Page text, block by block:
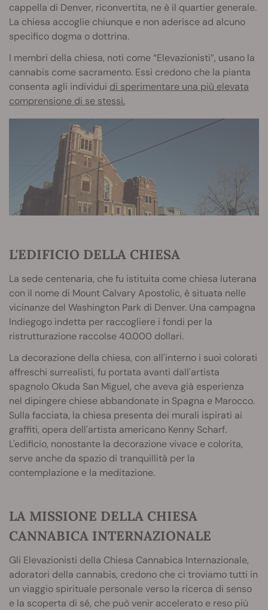
cappella di Denver, riconvertita, ne è il quartier generale.
La chiesa accoglie chiunque e non aderisce ad alcuno
specifico dogma o dottrina.
I membri della chiesa, noti come “Elevazionisti”, usano la
cannabis come sacramento. Essi credono che la pianta
consenta agli individui di sperimentare una più elevata
comprensione di se stessi.
L'EDIFICIO DELLA CHIESA
La sede centenaria, che fu istituita come chiesa luterana
con il nome di Mount Calvary Apostolic, è situata nelle
vicinanze del Washington Park di Denver. Una campagna
Indiegogo indetta per raccogliere i fondi per la
ristrutturazione raccolse 40.000 dollari.
La decorazione della chiesa, con all'interno i suoi colorati
affreschi surrealisti, fu portata avanti dall'artista
spagnolo Okuda San Miguel, che aveva già esperienza
nel dipingere chiese abbandonate in Spagna e Marocco.
Sulla facciata, la chiesa presenta dei murali ispirati ai
graffiti, opera dell'artista americano Kenny Scharf.
L'edificio, nonostante la decorazione vivace e colorita,
serve anche da spazio di tranquillità per la
contemplazione e la meditazione.
LA MISSIONE DELLA CHIESA
CANNABICA INTERNAZIONALE
Gli Elevazionisti della Chiesa Cannabica Internazionale,
adoratori della cannabis, credono che ci troviamo tutti in
un viaggio spirituale personale verso la ricerca di senso
e la scoperta di sé, che può venir accelerato e reso più